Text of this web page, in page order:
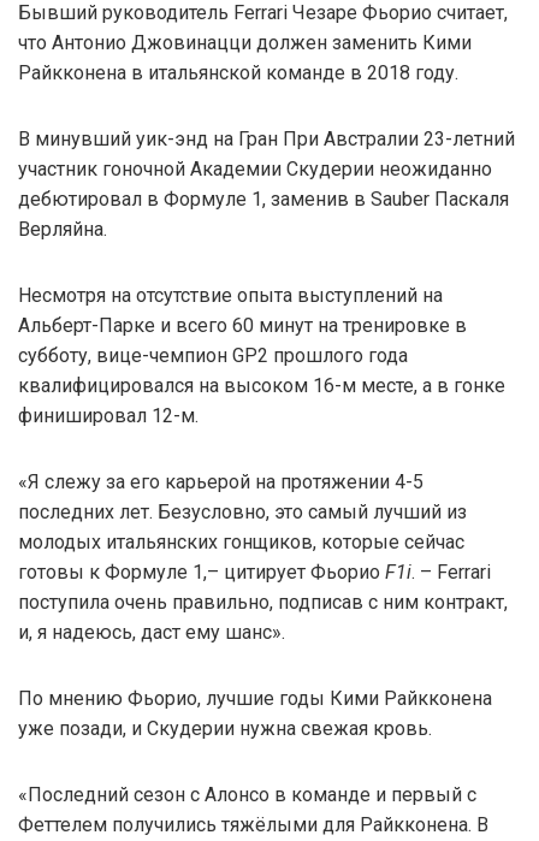
Бывший руководитель Ferrari Чезаре Фьорио считает,
что Антонио Джовинацци должен заменить Кими
Райкконена в итальянской команде в 2018 году.
В минувший уик-энд на Гран При Австралии 23-летний
участник гоночной Академии Скудерии неожиданно
дебютировал в Формуле 1, заменив в Sauber Паскаля
Верляйна.
Несмотря на отсутствие опыта выступлений на
Альберт-Парке и всего 60 минут на тренировке в
субботу, вице-чемпион GP2 прошлого года
квалифицировался на высоком 16-м месте, а в гонке
финишировал 12-м.
«Я слежу за его карьерой на протяжении 4-5
последних лет. Безусловно, это самый лучший из
молодых итальянских гонщиков, которые сейчас
готовы к Формуле 1,– цитирует Фьорио F1i. – Ferrari
поступила очень правильно, подписав с ним контракт,
и, я надеюсь, даст ему шанс».
По мнению Фьорио, лучшие годы Кими Райкконена
уже позади, и Скудерии нужна свежая кровь.
«Последний сезон с Алонсо в команде и первый с
Феттелем получились тяжёлыми для Райкконена. В